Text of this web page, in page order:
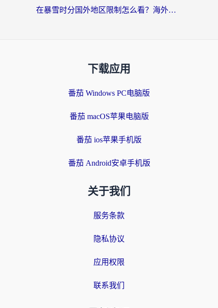
在暴雪时分国外地区限制怎么看？海外党亲测有效的回国加速指南
下载应用
番茄 Windows PC电脑版
番茄 macOS苹果电脑版
番茄 ios苹果手机版
番茄 Android安卓手机版
关于我们
服务条款
隐私协议
应用权限
联系我们